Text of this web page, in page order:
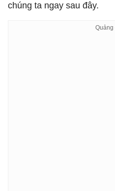
chúng ta ngay sau đây.